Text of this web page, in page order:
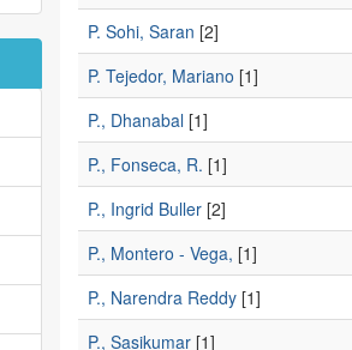
P. Sohi, Saran [2]
P. Tejedor, Mariano [1]
P., Dhanabal[1]
P., Fonseca, R. [1]
P., Ingrid Buller[2]
P., Montero - Vega, [1]
P., Narendra Reddy[1]
P., Sasikumar[1]